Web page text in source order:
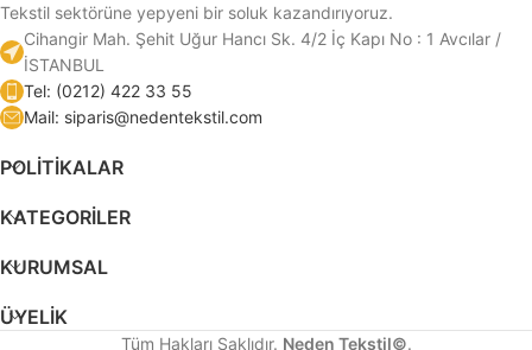
Tekstil sektörüne yepyeni bir soluk kazandırıyoruz.
Cihangir Mah. Şehit Uğur Hancı Sk. 4/2 İç Kapı No : 1 Avcılar /
İSTANBUL
Tel: (0212) 422 33 55
Mail: siparis@nedentekstil.com
POLİTİKALAR
KATEGORILER
KURUMSAL
ÜYELIK
Tüm Hakları Saklıdır. Neden Tekstil©.